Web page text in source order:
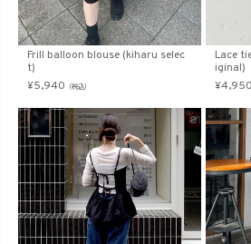
Frill balloon blouse (kiharu selec
t)
¥5,940 （税込）
Lace
iginal)
¥4,950